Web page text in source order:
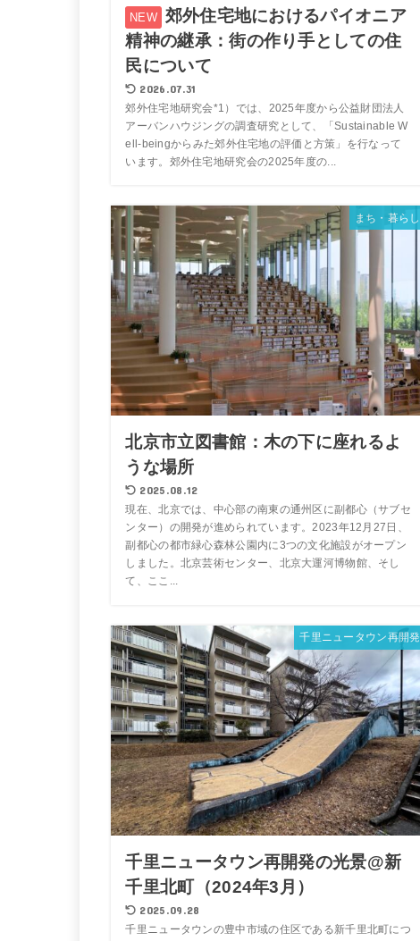
郊外住宅地におけるパイオニア
精神の継承：街の作り手としての住
民について
2026.07.31
郊外住宅地研究会*1）では、2025年度から公益財団法人
アーバンハウジングの調査研究として、「Sustainable W
ell-beingからみた郊外住宅地の評価と方策」を行なって
います。郊外住宅地研究会の2025年度の...
まち・暮らし
北京市立図書館：木の下に座れるよ
うな場所
2025.08.12
現在、北京では、中心部の南東の通州区に副都心（サブセ
ンター）の開発が進められています。2023年12月27日、
副都心の都市緑心森林公園内に3つの文化施設がオープン
しました。北京芸術センター、北京大運河博物館、そし
て、ここ...
千里ニュータウン再開発
千里ニュータウン再開発の光景@新
千里北町（2024年3月）
2025.09.28
千里ニュータウンの豊中市域の住区である新千里北町につ